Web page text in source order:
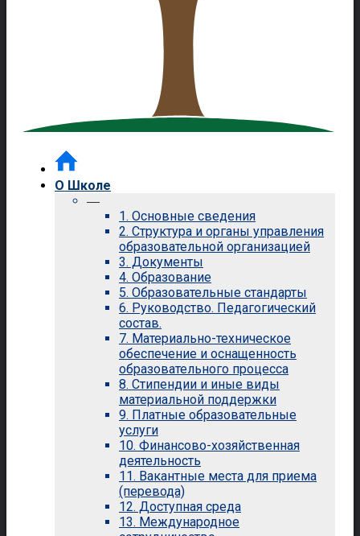
О Школе
—
1. Основные сведения
2. Структура и органы управления
образовательной организацией
3. Документы
4. Образование
5. Образовательные стандарты
6. Руководство. Педагогический
состав.
7. Материально-техническое
обеспечение и оснащенность
образовательного процесса
8. Стипендии и иные виды
материальной поддержки
9. Платные образовательные
услуги
10. Финансово-хозяйственная
деятельность
11. Вакантные места для приема
(перевода)
12. Доступная среда
13. Международное